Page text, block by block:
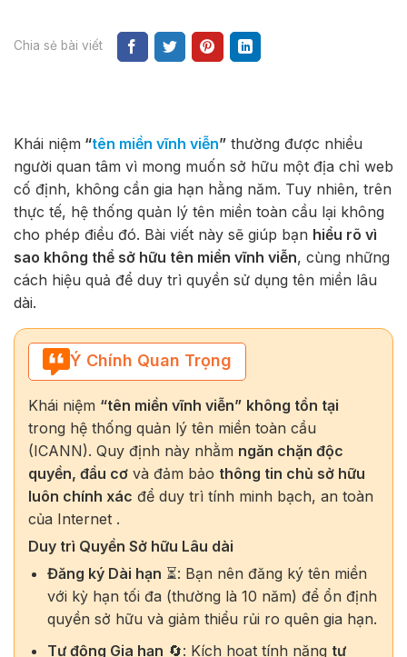
Chia sẻ bài viết
Khái niệm “tên miền vĩnh viễn” thường được nhiều
người quan tâm vì mong muốn sở hữu một địa chỉ web
cố định, không cần gia hạn hằng năm. Tuy nhiên, trên
thực tế, hệ thống quản lý tên miền toàn cầu lại không
cho phép điều đó. Bài viết này sẽ giúp bạn hiểu rõ vì
sao không thể sở hữu tên miền vĩnh viễn, cùng những
cách hiệu quả để duy trì quyền sử dụng tên miền lâu
dài.
Ý Chính Quan Trọng
Khái niệm “tên miền vĩnh viễn” không tồn tại
trong hệ thống quản lý tên miền toàn cầu
(ICANN). Quy định này nhằm ngăn chặn độc
quyền, đầu cơ và đảm bảo thông tin chủ sở hữu
luôn chính xác để duy trì tính minh bạch, an toàn
của Internet .
Duy trì Quyền Sở hữu Lâu dài
Đăng ký Dài hạn ⏳: Bạn nên đăng ký tên miền
với kỳ hạn tối đa (thường là 10 năm) để ổn định
quyền sở hữu và giảm thiểu rủi ro quên gia hạn.
Tự động Gia hạn 🔄: Kích hoạt tính năng tự